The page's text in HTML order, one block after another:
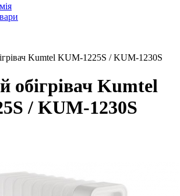
Kumtel KUM-1225S / KUM-1230S
обігрівач Kumtel
/ KUM-1230S